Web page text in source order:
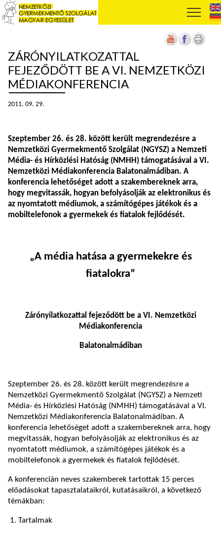
ZÁRÓNYILATKOZATTAL
FEJEZŐDÖTT BE A VI. NEMZETKÖZI
MÉDIAKONFERENCIA
2011. 09. 29.
Szeptember 26. és 28. között került megrendezésre a
Nemzetközi Gyermekmentő Szolgálat (NGYSZ) a Nemzeti
Média- és Hírközlési Hatóság (NMHH) támogatásával a VI.
Nemzetközi Médiakonferencia Balatonalmádiban. A
konferencia lehetőséget adott a szakembereknek arra,
hogy megvitassák, hogyan befolyásolják az elektronikus és
az nyomtatott médiumok, a számítógépes játékok és a
mobiltelefonok a gyermekek és fiatalok fejlődését.
„A média hatása a gyermekekre és
fiatalokra”
Zárónyilatkozattal fejeződött be a VI. Nemzetközi
Médiakonferencia
Balatonalmádiban
Szeptember 26. és 28. között került megrendezésre a
Nemzetközi Gyermekmentő Szolgálat (NGYSZ) a Nemzeti
Média- és Hírközlési Hatóság (NMHH) támogatásával a VI.
Nemzetközi Médiakonferencia Balatonalmádiban. A
konferencia lehetőséget adott a szakembereknek arra, hogy
megvitassák, hogyan befolyásolják az elektronikus és az
nyomtatott médiumok, a számítógépes játékok és a
mobiltelefonok a gyermekek és fiatalok fejlődését.
A konferencián neves szakemberek tartottak 15 perces
előadásokat tapasztalataikról, kutatásaikról, a következő
témákban:
1. Tartalmak